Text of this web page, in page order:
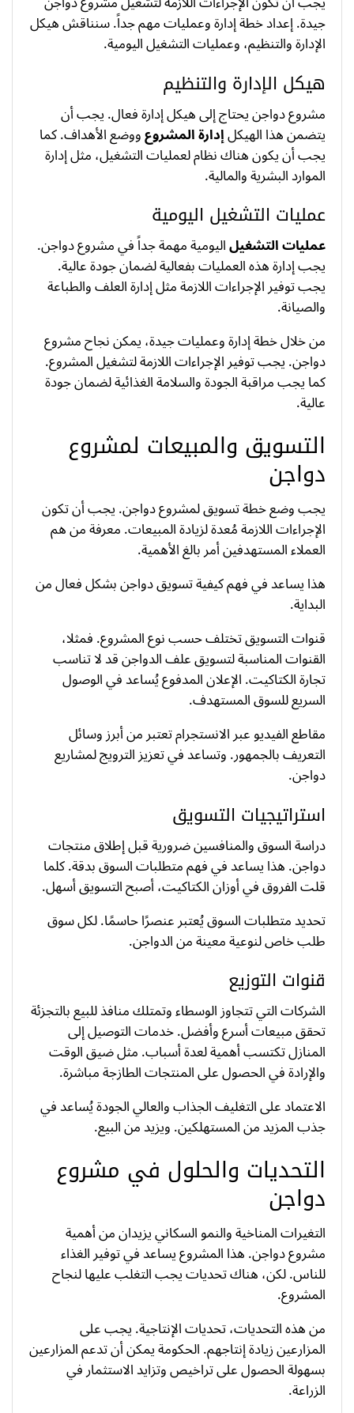
جيدة. إعداد خطة إدارة وعمليات مهم جداً. سنناقش هيكل
الإدارة والتنظيم، وعمليات التشغيل اليومية.
هيكل الإدارة والتنظيم
مشروع دواجن يحتاج إلى هيكل إدارة فعال. يجب أن
يتضمن هذا الهيكلإدارة المشروعووضع الأهداف. كما
يجب أن يكون هناك نظام لعمليات التشغيل، مثل إدارة
الموارد البشرية والمالية.
عمليات التشغيل اليومية
عمليات التشغيلاليومية مهمة جداً في مشروع دواجن.
يجب إدارة هذه العمليات بفعالية لضمان جودة عالية.
يجب توفير الإجراءات اللازمة مثل إدارة العلف والطباعة
والصيانة.
من خلال خطة إدارة وعمليات جيدة، يمكن نجاح مشروع
دواجن. يجب توفير الإجراءات اللازمة لتشغيل المشروع.
كما يجب مراقبة الجودة والسلامة الغذائية لضمان جودة
عالية.
التسويق والمبيعات لمشروع
دواجن
يجب وضع خطة تسويق لمشروع دواجن. يجب أن تكون
الإجراءات اللازمة مُعدة لزيادة المبيعات. معرفة من هم
العملاء المستهدفين أمر بالغ الأهمية.
هذا يساعد في فهم كيفية تسويق دواجن بشكل فعال من
البداية.
قنوات التسويق تختلف حسب نوع المشروع. فمثلا،
القنوات المناسبة لتسويق علف الدواجن قد لا تناسب
تجارة الكتاكيت. الإعلان المدفوع يُساعد في الوصول
السريع للسوق المستهدف.
مقاطع الفيديو عبر الانستجرام تعتبر من أبرز وسائل
التعريف بالجمهور. وتساعد في تعزيز الترويج لمشاريع
دواجن.
استراتيجيات التسويق
دراسة السوق والمنافسين ضرورية قبل إطلاق منتجات
دواجن. هذا يساعد في فهم متطلبات السوق بدقة. كلما
قلت الفروق في أوزان الكتاكيت، أصبح التسويق أسهل.
تحديد متطلبات السوق يُعتبر عنصرًا حاسمًا. لكل سوق
طلب خاص لنوعية معينة من الدواجن.
قنوات التوزيع
الشركات التي تتجاوز الوسطاء وتمتلك منافذ للبيع بالتجزئة
تحقق مبيعات أسرع وأفضل. خدمات التوصيل إلى
المنازل تكتسب أهمية لعدة أسباب. مثل ضيق الوقت
والإرادة في الحصول على المنتجات الطازجة مباشرة.
الاعتماد على التغليف الجذاب والعالي الجودة يُساعد في
جذب المزيد من المستهلكين. ويزيد من البيع.
التحديات والحلول في مشروع
دواجن
التغيرات المناخية والنمو السكاني يزيدان من أهمية
مشروع دواجن. هذا المشروع يساعد في توفير الغذاء
للناس. لكن، هناك تحديات يجب التغلب عليها لنجاح
المشروع.
من هذه التحديات، تحديات الإنتاجية. يجب على
المزارعين زيادة إنتاجهم. الحكومة يمكن أن تدعم المزارعين
بسهولة الحصول على تراخيص وتزايد الاستثمار في
الزراعة.